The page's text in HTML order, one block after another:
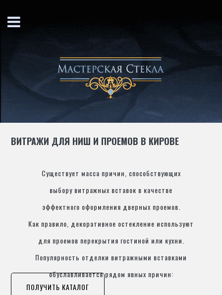
ВИТРАЖИ ДЛЯ НИШ И ПРОЕМОВ В КИРОВЕ
Существует масса причин, способствующих
выбору витражных вставок в качестве
эффектного оформления дверных проемов.
Как правило, декоративное остекление используют
для проемов перекрытия гостиной или кухни.
Популярность отделки витражными вставками
обуславливается рядом явных причин:
ПОЛУЧИТЬ КАТАЛОГ